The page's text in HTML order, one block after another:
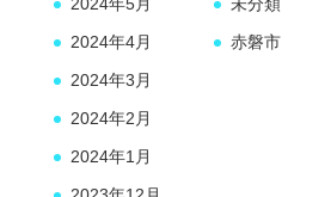
2024年4月
2024年3月
2024年2月
2024年1月
赤磐市